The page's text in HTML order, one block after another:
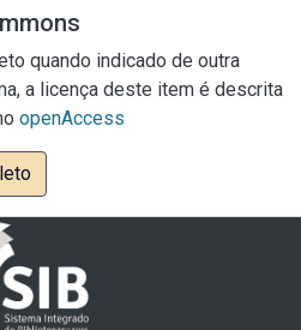
quando indicado de outra
a licença deste item é descrita
openAccess